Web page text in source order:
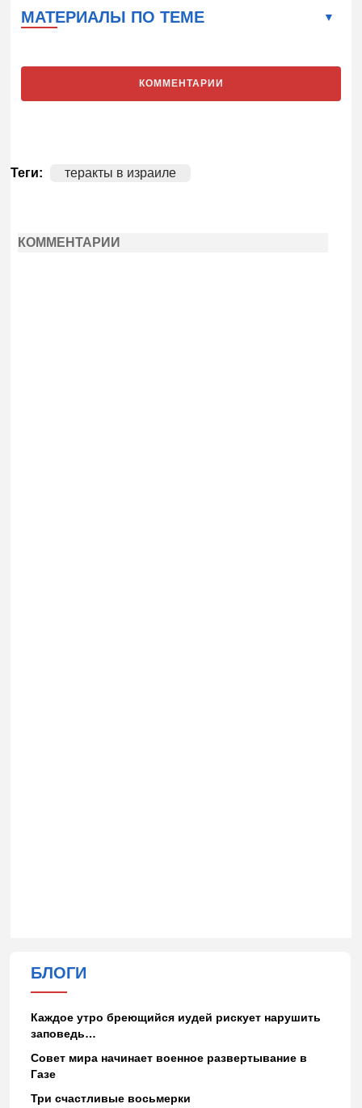
МАТЕРИАЛЫ ПО ТЕМЕ
КОММЕНТАРИИ
Теги: теракты в израиле
КОММЕНТАРИИ
БЛОГИ
Каждое утро бреющийся иудей рискует нарушить
заповедь…
Совет мира начинает военное развертывание в
Газе
Три счастливые восьмерки